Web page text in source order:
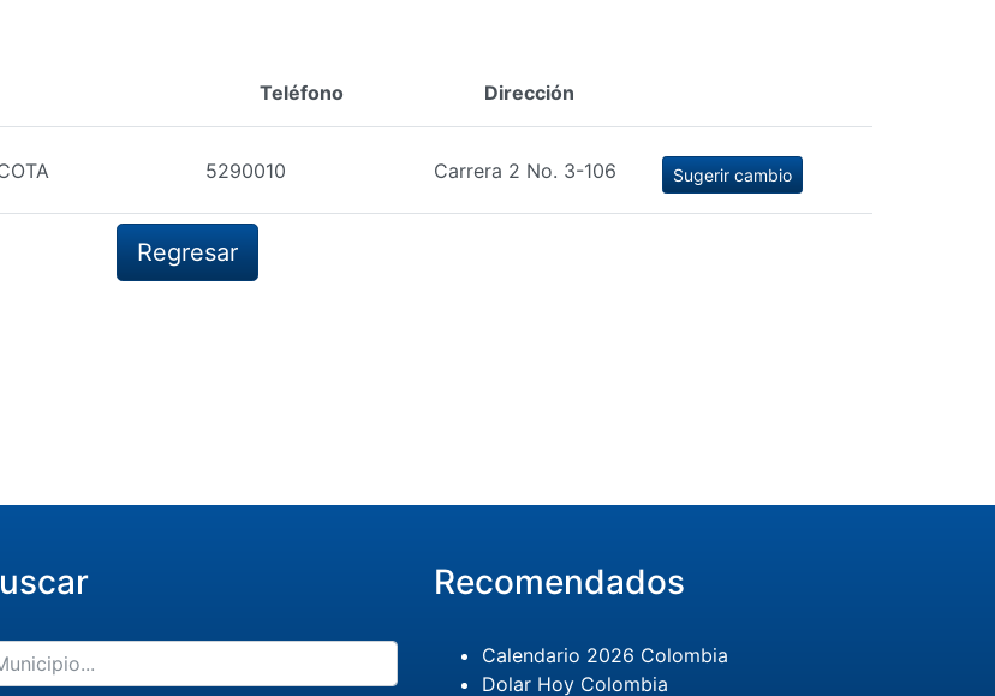
Teléfono Dirección
5290010 Carrera 2 No. 3-106 Sugerir cambio
Regresar
Recomendados
Calendario 2026 Colombia
Dolar Hoy Colombia